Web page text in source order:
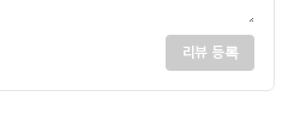
, 문장들 및 정보는 이곳 주석 부분
서 마가복음의 어떤 중요한 주제가
부에서 이 주제가 다시 등장할 때
”로 처음의 논의를 참고해야 할
리뷰 등록